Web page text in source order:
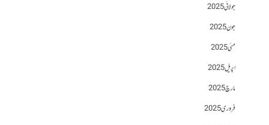
جولائی 2025
جون 2025
مئی 2025
اپریل 2025
مارچ 2025
فروری 2025